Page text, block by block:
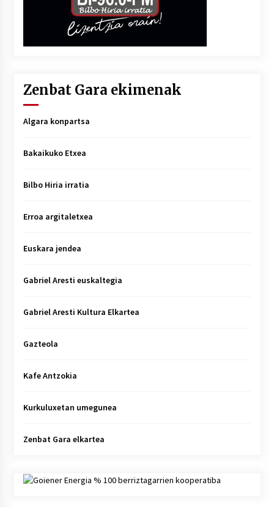
Zenbat Gara ekimenak
Algara konpartsa
Bakaikuko Etxea
Bilbo Hiria irratia
Erroa argitaletxea
Euskara jendea
Gabriel Aresti euskaltegia
Gabriel Aresti Kultura Elkartea
Gazteola
Kafe Antzokia
Kurkuluxetan umegunea
Zenbat Gara elkartea